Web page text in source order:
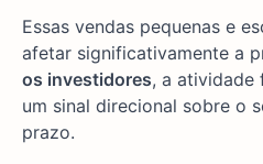
Essas vendas pequenas e
afetar significativamente a
os investidores, a atividade
um sinal direcional sobre o
prazo.